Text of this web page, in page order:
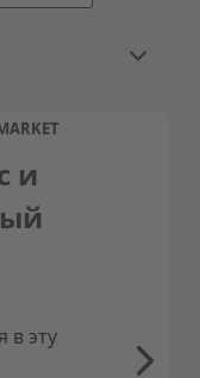
быть
и
в эту